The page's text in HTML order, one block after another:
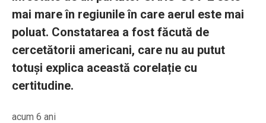
mai mare în regiunile în care aerul este mai
poluat. Constatarea a fost făcută de
cercetătorii americani, care nu au putut
totuși explica această corelație cu
certitudine.
acum 6 ani